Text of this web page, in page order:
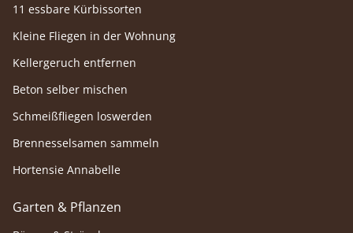
11 essbare Kürbissorten
Kleine Fliegen in der Wohnung
Kellergeruch entfernen
Beton selber mischen
Schmeißfliegen loswerden
Brennesselsamen sammeln
Hortensie Annabelle
Garten & Pflanzen